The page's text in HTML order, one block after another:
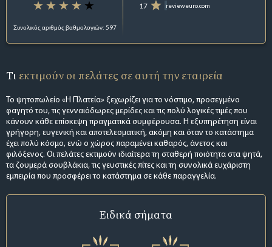
Συνολικός αριθμός βαθμολογιών: 597
17 revieweuro.com
Τι εκτιμούν οι πελάτες σε αυτή την εταιρεία
Το ψητοπωλείο «Η Πλατεία» ξεχωρίζει για το νόστιμο, προσεγμένο
φαγητό του, τις γενναιόδωρες μερίδες και τις πολύ λογικές τιμές που
κάνουν κάθε επίσκεψη πραγματικά συμφέρουσα. Η εξυπηρέτηση είναι
γρήγορη, ευγενική και αποτελεσματική, ακόμη και όταν το κατάστημα
έχει πολύ κόσμο, ενώ ο χώρος παραμένει καθαρός, άνετος και
φιλόξενος. Οι πελάτες εκτιμούν ιδιαίτερα τη σταθερή ποιότητα στα ψητά,
τα ζουμερά σουβλάκια, τις γευστικές πίτες και τη συνολικά ευχάριστη
εμπειρία που προσφέρει το κατάστημα σε κάθε παραγγελία.
Ειδικά σήματα